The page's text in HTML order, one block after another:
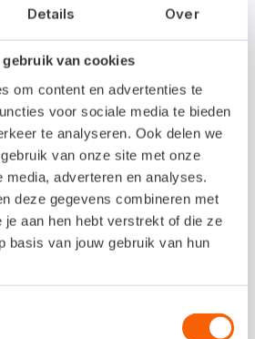
Details Over
gebruik van cookies
om content en advertenties te
voor sociale media te bieden
te analyseren. Ook delen we
van onze site met onze
media, adverteren en analyses.
deze gegevens combineren met
je aan hen hebt verstrekt of die ze
basis van jouw gebruik van hun
op hoofdrubriek
in je
aan RGS? Dan
Web de balans en het
of verdicht op
Dit was al mogelijk in
om jouw
Wil je graag meer weten